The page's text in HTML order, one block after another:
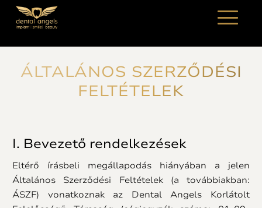
ÁLTALÁNOS SZERZŐDÉSI
FELTÉTELEK
I. Bevezető rendelkezések
Eltérő írásbeli megállapodás hiányában a jelen
Általános Szerződési Feltételek (a továbbiakban:
ÁSZF) vonatkoznak az Dental Angels Korlátolt